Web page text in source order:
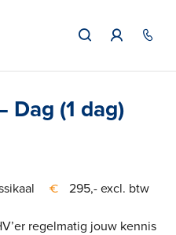
Dag (1 dag)
295,- excl. btw
regelmatig jouw kennis